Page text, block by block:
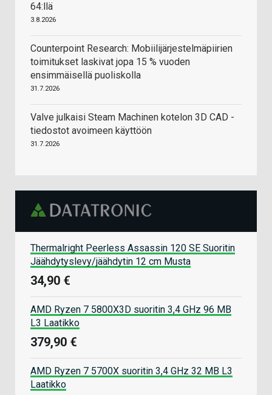
64:llä
3.8.2026
Counterpoint Research: Mobiilijärjestelmäpiirien
toimitukset laskivat jopa 15 % vuoden
ensimmäisellä puoliskolla
31.7.2026
Valve julkaisi Steam Machinen kotelon 3D CAD -
tiedostot avoimeen käyttöön
31.7.2026
Thermalright Peerless Assassin 120 SE Suoritin
Jäähdytyslevy/jäähdytin 12 cm Musta
34,90 €
AMD Ryzen 7 5800X3D suoritin 3,4 GHz 96 MB
L3 Laatikko
379,90 €
AMD Ryzen 7 5700X suoritin 3,4 GHz 32 MB L3
Laatikko